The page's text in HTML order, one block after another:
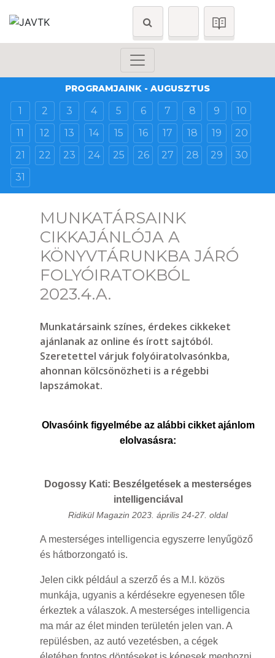
PROGRAMJAINK - AUGUSZTUS
1 2 3 4 5 6 7 8 9
10
11
12 13 14 15 16 17 18 19
20
21
22 23 24 25 26 27 28 29
30
31
MUNKATÁRSAINK
CIKKAJÁNLÓJA A
KÖNYVTÁRUNKBA JÁRÓ
FOLYÓIRATOKBÓL
2023.4.A.
Munkatársaink színes, érdekes cikkeket
ajánlanak az online és írott sajtóból.
Szeretettel várjuk folyóiratolvasónkba,
ahonnan kölcsönözheti is a régebbi
lapszámokat.
Olvasóink figyelmébe az alábbi cikket ajánlom
elolvasásra:
Dogossy Kati: Beszélgetések a mesterséges
intelligenciával
Ridikül Magazin 2023. április 24-27. oldal
A mesterséges intelligencia egyszerre lenyűgöző
és hátborzongató is.
Jelen cikk például a szerző és a M.I. közös
munkája, ugyanis a kérdésekre egyenesen tőle
érkeztek a válaszok. A mesterséges intelligencia
ma már az élet minden területén jelen van. A
repülésben, az autó vezetésben, a cégek